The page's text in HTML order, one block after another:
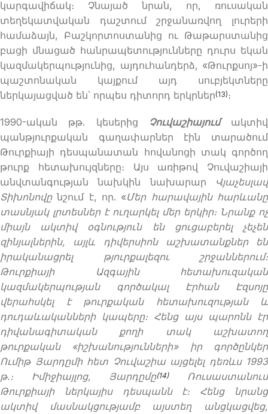
կարգավիճակ։ Չնայած նրան, որ, ռուսական
տեղեկատվական դաշտում շրջանառվող լուրերի
համաձայն, Բաշկորտոստանից ու Թաթարստանից
բացի մնացած հանրապետությունները դուրս եկան
կազմակերպությունից, այդուհանդերձ, «Թուրքսոյ»-ի
պաշտոնական կայքում այդ սուբյեկտները
ներկայացված են՝ որպես դիտորդ երկրներ(13) ։
1990-ական թթ. կեսերից Չուվաշիայումակտիվ
պանթյուրքական գաղափարներ էին տարածում
Թուրքիայի դեսպանատան հովանոցի տակ գործող
թուրք հետախույզները։ Այս առիթով Չուվաշիայի
անվտանգության նախկին նախարար Վյաչեսլավ
Տիխոնովընշում է, որ. «Մեր հարավային հարևանը
տասնյակ լրտեսներ է ուղարկել մեր երկիր։ Նրանք ոչ
միայն ակտիվ օգնություն են ցուցաբերել չեչեն
զինյալներին, այլև դիվերսիոն աշխատանքներ են
իրականացրել թյուրքալեզու շրջաններում։
Թուրքիայի Ազգային հետախուզական
կազմակերպության գործակալ Էրհան Էզսոյը
վերահսկել է թուրքական հետախուզության և
դուդաևականների կապերը։ Հենց այս պարոնն էր
դիվանագիտական քողի տակ աշխատող
թուրքական «իշխանությունների» իր գործընկեր
Ումիթ Յարդըմի հետ Չուվաշիա այցելել դեռևս 1993
թ.։ Իմիջիայլոց, Յարդըմը(14)Ռուսաստանում
Թուրքիայի ներկայիս դեսպանն է։ Հենց նրանց
ակտիվ մասնակցությամբ այստեղ անցկացվեց,